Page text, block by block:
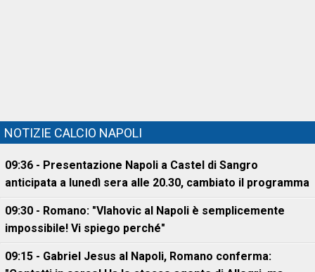
NOTIZIE CALCIO NAPOLI
09:36 - Presentazione Napoli a Castel di Sangro
anticipata a lunedì sera alle 20.30, cambiato il programma
09:30 - Romano: "Vlahovic al Napoli è semplicemente
impossibile! Vi spiego perché"
09:15 - Gabriel Jesus al Napoli, Romano conferma: